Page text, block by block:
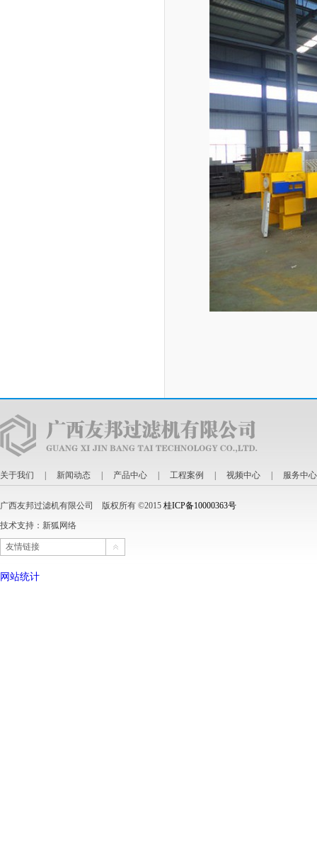
关于我们 新闻动态 产品中心 工程案例 视频中心 服务中心
广西友邦过滤机有限公司 版权所有 ©2015 桂ICP备10000363号
技术支持： 新狐网络
友情链接
网站统计